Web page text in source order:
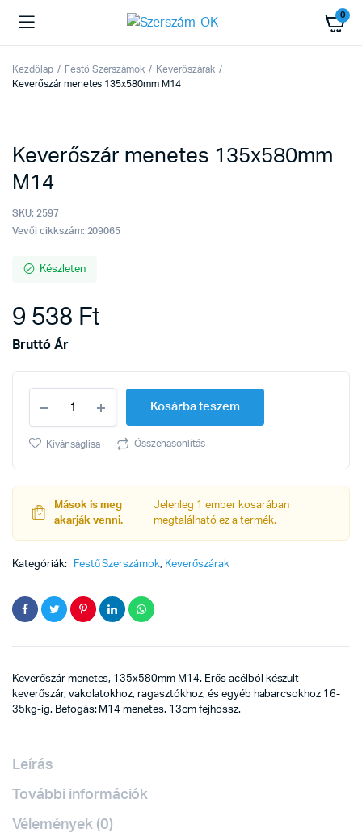
0
Kezdőlap Festő Szerszámok
Keverőszárak
Keverőszár menetes 135x580mm M14
Keverőszár menetes 135x580mm
M14
SKU: 2597
Vevői cikkszám: 209065
Készleten
9 538 Ft
Bruttó Ár
menetes
135x580mm
M14
Kosárba teszem
Kívánságlisa Összehasonlítás
Mások is meg
akarják venni.
Jelenleg 1 ember kosarában
megtalálható ez a termék.
Kategóriák: Festő Szerszámok, Keverőszárak
Keverőszár menetes, 135x580mm M14. Erős acélból készült
keverőszár, vakolatokhoz, ragasztókhoz, és egyéb habarcsokhoz 16-
35kg-ig. Befogás: M14 menetes. 13cm fejhossz.
Leírás
További információk
Vélemények (0)